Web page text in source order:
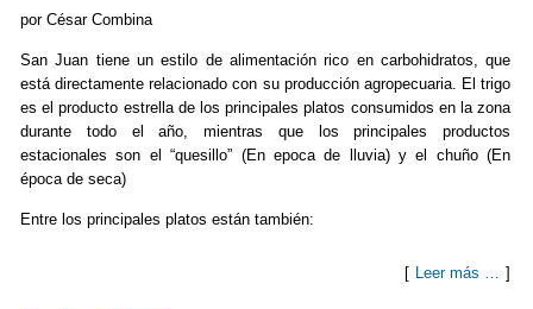
o
o
k
por César Combina
San Juan tiene un estilo de alimentación rico en carbohidratos, que
está directamente relacionado con su producción agropecuaria. El trigo
es el producto estrella de los principales platos consumidos en la zona
durante todo el año, mientras que los principales productos
estacionales son el “quesillo” (En epoca de lluvia) y el chuño (En
época de seca)
Entre los principales platos están también:
[ Leer más … ]